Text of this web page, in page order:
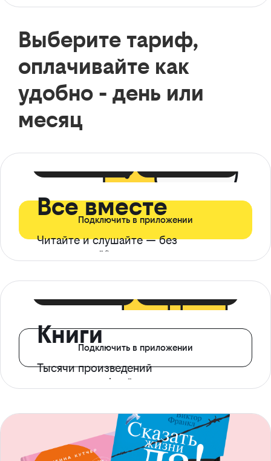
Выберите тариф,
оплачивайте как
удобно - день или
месяц
Все вместе
Читайте и слушайте — без
ограничений*
Подключить в приложении
Книги
Тысячи произведений
с доступом офлайн
Подключить в приложении